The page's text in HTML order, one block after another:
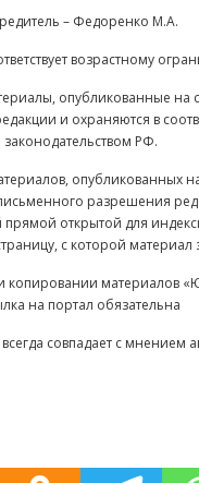
– Федоренко М.А.
возрастному
опубликованные на
и охраняются в
законодательством РФ.
опубликованных
письменного разрешения
прямой открытой для
с которой материал
копировании материалов
на портал обязательна
совпадает с мнением